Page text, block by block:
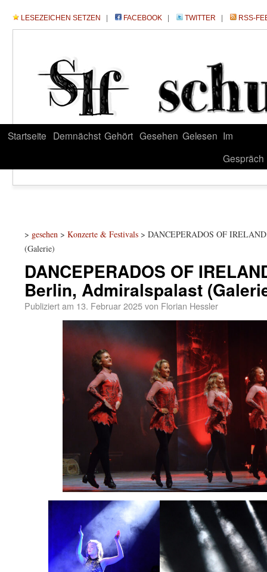
LESEZEICHEN SETZEN FACEBOOK TWITTER RSS-
Startseite Demnächst Gehört Gesehen Gelesen Im
Gespräch
> gesehen > Konzerte & Festivals > DANCEPERADOS OF
(Galerie)
DANCEPERADOS OF
Berlin, Admiralspalast
Publiziert am 13. Februar 2025von Florian Hessler